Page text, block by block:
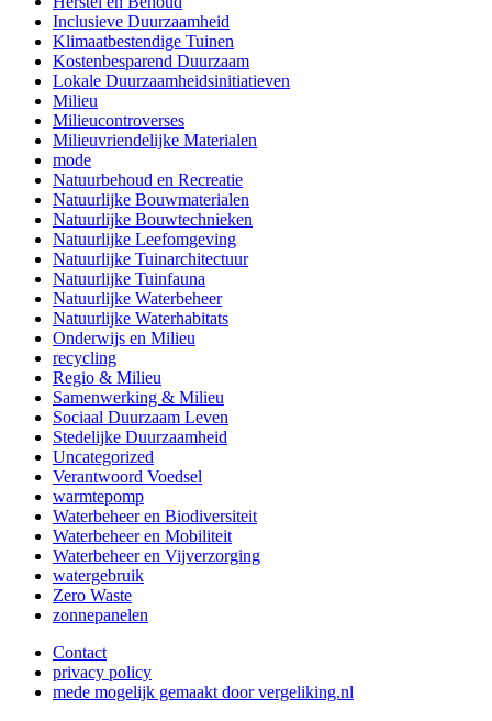
Inclusieve Duurzaamheid
Klimaatbestendige Tuinen
Kostenbesparend Duurzaam
Lokale Duurzaamheidsinitiatieven
Milieu
Milieucontroverses
Milieuvriendelijke Materialen
mode
Natuurbehoud en Recreatie
Natuurlijke Bouwmaterialen
Natuurlijke Bouwtechnieken
Natuurlijke Leefomgeving
Natuurlijke Tuinarchitectuur
Natuurlijke Tuinfauna
Natuurlijke Waterbeheer
Natuurlijke Waterhabitats
Onderwijs en Milieu
recycling
Regio & Milieu
Samenwerking & Milieu
Sociaal Duurzaam Leven
Stedelijke Duurzaamheid
Uncategorized
Verantwoord Voedsel
warmtepomp
Waterbeheer en Biodiversiteit
Waterbeheer en Mobiliteit
Waterbeheer en Vijverzorging
watergebruik
Zero Waste
zonnepanelen
Contact
privacy policy
mede mogelijk gemaakt door vergeliking.nl